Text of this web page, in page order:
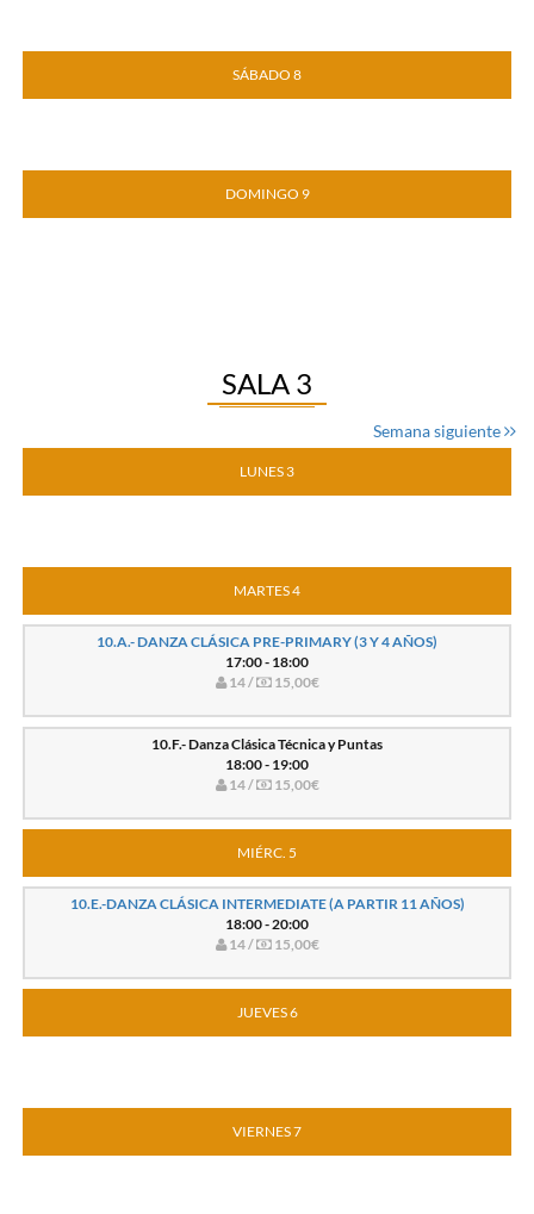
SÁBADO 8
DOMINGO 9
SALA 3
Semana siguiente
LUNES 3
MARTES 4
10.A.- DANZA CLÁSICA PRE-PRIMARY (3 Y 4 AÑOS)
17:00 - 18:00
14 /
15,00€
10.F.- Danza Clásica Técnica y Puntas
18:00 - 19:00
14 /
15,00€
MIÉRC. 5
10.E.-DANZA CLÁSICA INTERMEDIATE (A PARTIR 11 AÑOS)
18:00 - 20:00
14 /
15,00€
JUEVES 6
VIERNES 7